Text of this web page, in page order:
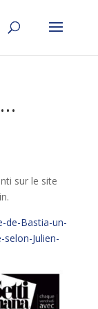
sur le site
de-Bastia-un-
Julien-